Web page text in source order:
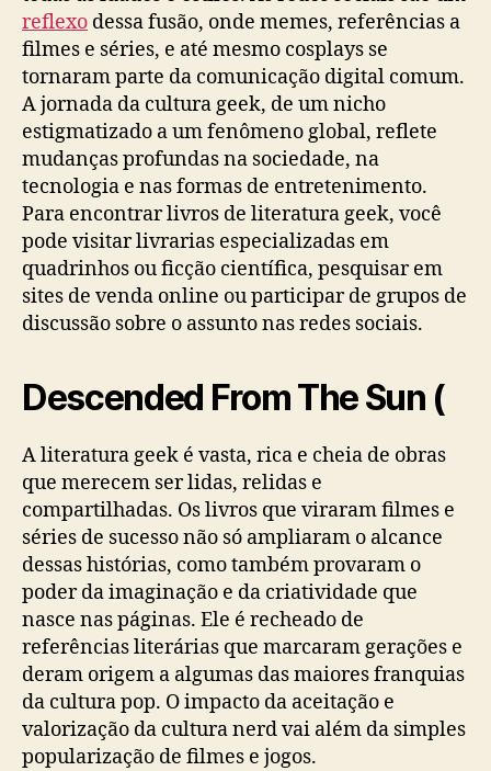
reflexo dessa fusão, onde memes, referências a
filmes e séries, e até mesmo cosplays se
tornaram parte da comunicação digital comum.
A jornada da cultura geek, de um nicho
estigmatizado a um fenômeno global, reflete
mudanças profundas na sociedade, na
tecnologia e nas formas de entretenimento.
Para encontrar livros de literatura geek, você
pode visitar livrarias especializadas em
quadrinhos ou ficção científica, pesquisar em
sites de venda online ou participar de grupos de
discussão sobre o assunto nas redes sociais.
Descended From The Sun (
A literatura geek é vasta, rica e cheia de obras
que merecem ser lidas, relidas e
compartilhadas. Os livros que viraram filmes e
séries de sucesso não só ampliaram o alcance
dessas histórias, como também provaram o
poder da imaginação e da criatividade que
nasce nas páginas. Ele é recheado de
referências literárias que marcaram gerações e
deram origem a algumas das maiores franquias
da cultura pop. O impacto da aceitação e
valorização da cultura nerd vai além da simples
popularização de filmes e jogos.